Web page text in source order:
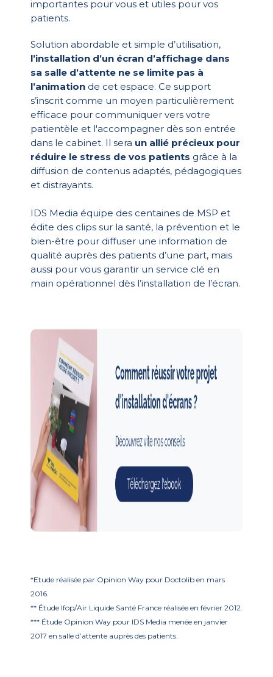
importantes pour vous et utiles pour vos
patients.
Solution abordable et simple d’utilisation,
l’installation d’un écran d’affichage dans
sa salle d’attente ne se limite pas à
l’animation de cet espace. Ce support
s’inscrit comme un moyen particulièrement
efficace pour communiquer vers votre
patientèle et l'accompagner dès son entrée
dans le cabinet. Il sera un allié précieux pour
réduire le stress de vos patients grâce à la
diffusion de contenus adaptés, pédagogiques
et distrayants.
IDS Media équipe des centaines de MSP et
édite des clips sur la santé, la prévention et le
bien-être pour diffuser une information de
qualité auprès des patients d’une part, mais
aussi pour vous garantir un service clé en
main opérationnel dès l’installation de l’écran.
*Etude réalisée par Opinion Way pour Doctolib en mars
2016.
** Étude Ifop/Air Liquide Santé France réalisée en février 2012.
*** Étude Opinion Way pour IDS Media menée en janvier
2017 en salle d’attente auprès des patients.